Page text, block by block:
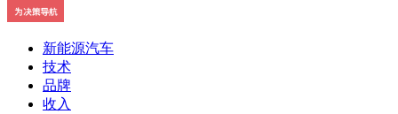
新能源汽车
技术
品牌
收入